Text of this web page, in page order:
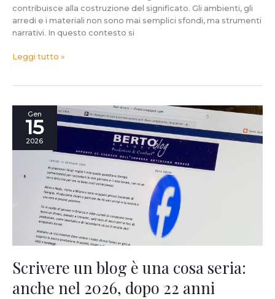
contribuisce alla costruzione del significato. Gli ambienti, gli
arredi e i materiali non sono mai semplici sfondi, ma strumenti
narrativi. In questo contesto si
Leggi tutto »
Gen
15
2026
Scrivere un blog è una cosa seria:
anche nel 2026, dopo 22 anni
Scrivere
blog
nel
22